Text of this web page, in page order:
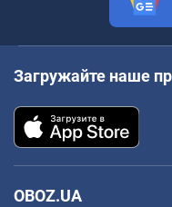
Загружайте наше
OBOZ.UA